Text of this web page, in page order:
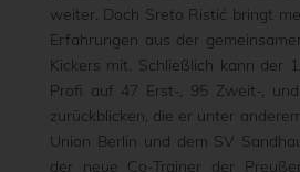
weiter. Doch Sreto Ristić bringt
Erfahrungen aus der
Kickers mit. Schließlich kann der
Profi auf 47 Erst-, 95 Zweit-,
zurückblicken, die er unter
Union Berlin und dem SV
der neue Co-Trainer der